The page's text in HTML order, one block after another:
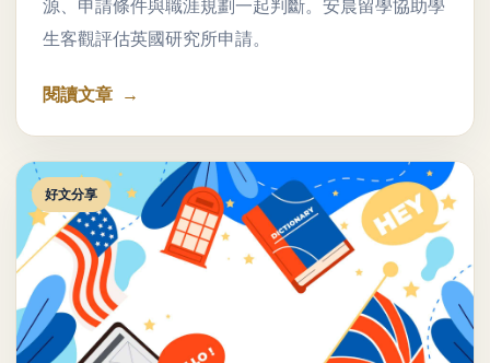
源、申請條件與職涯規劃一起判斷。安晨留學協助學
生客觀評估英國研究所申請。
閱讀文章
好文分享